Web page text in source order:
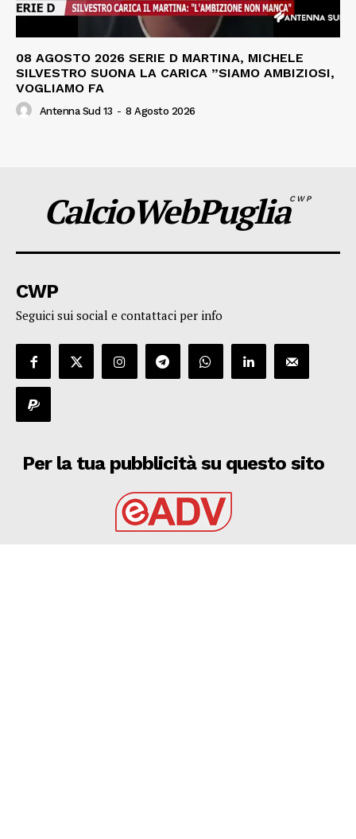
08 AGOSTO 2026 SERIE D MARTINA, MICHELE
SILVESTRO SUONA LA CARICA ”SIAMO AMBIZIOSI,
VOGLIAMO FA
Antenna Sud 13 - 8 Agosto 2026
CalcioWebPugliaCWP
CWP
Seguici sui social e contattaci per info
Per la tua pubblicità su questo sito